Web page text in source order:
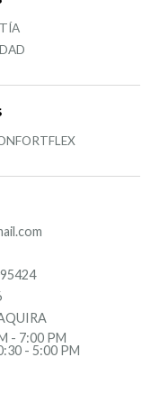
- 7:00 PM
- 5:00 PM